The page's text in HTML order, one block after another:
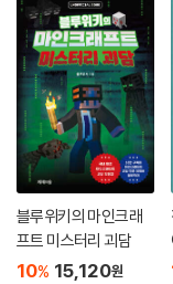
블루위키의 마인크래
프트 미스터리 괴담
10% 15,120원